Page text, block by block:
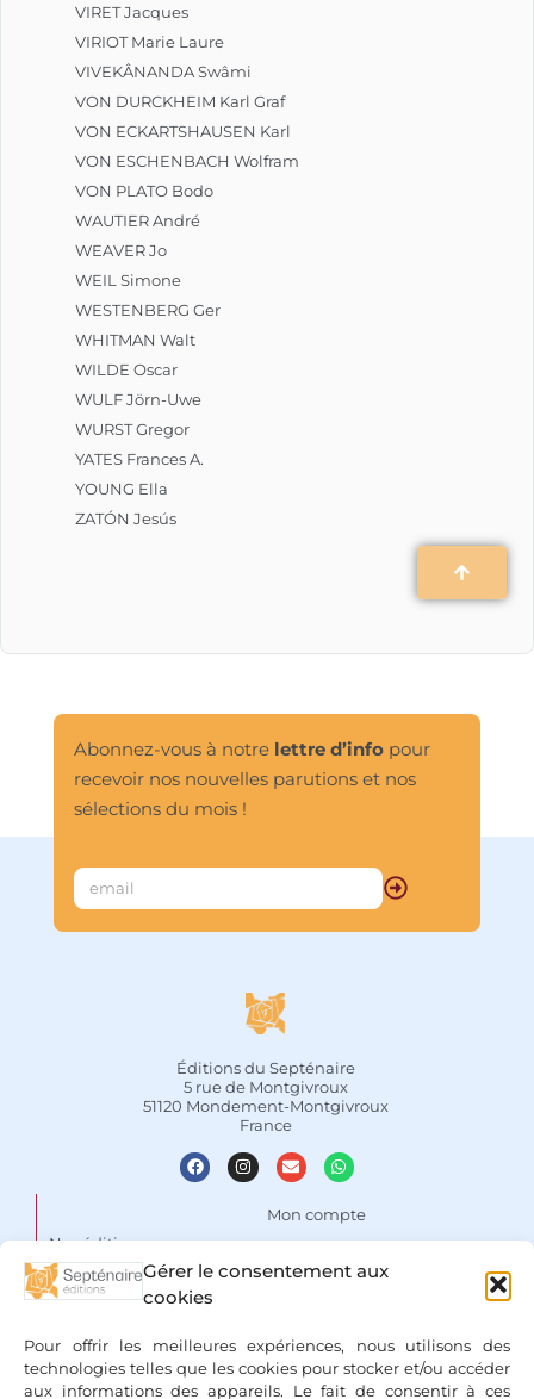
Gérer le consentement aux
cookies
Pour offrir les meilleures expériences, nous utilisons des
technologies telles que les cookies pour stocker et/ou accéder
aux informations des appareils. Le fait de consentir à ces
VIRET Jacques
VIRIOT Marie Laure
VIVEKÂNANDA Swâmi
VON DURCKHEIM Karl Graf
VON ECKARTSHAUSEN Karl
VON ESCHENBACH Wolfram
VON PLATO Bodo
WAUTIER André
WEAVER Jo
WEIL Simone
WESTENBERG Ger
WHITMAN Walt
WILDE Oscar
WULF Jörn-Uwe
WURST Gregor
YATES Frances A.
YOUNG Ella
ZATÓN Jesús
Abonnez-vous à notre lettre d’infopour
recevoir nos nouvelles parutions et nos
sélections du mois !
Éditions du Septénaire
5 rue de Montgivroux
51120 Mondement-Montgivroux
France
Nos éditions
Auteurs
Espace libraires
Mon compte
Conditions Générales de
Vente